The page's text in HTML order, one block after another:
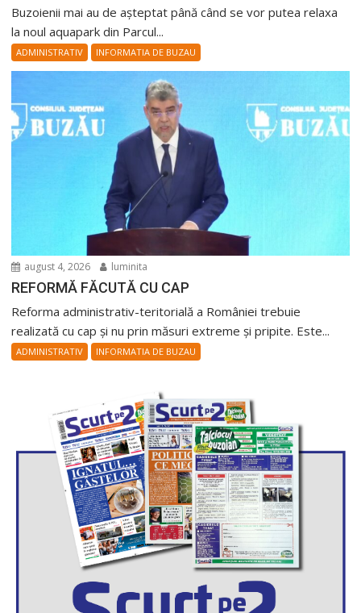
Buzoienii mai au de așteptat până când se vor putea relaxa
la noul aquapark din Parcul...
ADMINISTRATIV INFORMATIA DE BUZAU
august 4, 2026 luminita
REFORMĂ FĂCUTĂ CU CAP
Reforma administrativ-teritorială a României trebuie
realizată cu cap și nu prin măsuri extreme și pripite. Este...
ADMINISTRATIV INFORMATIA DE BUZAU